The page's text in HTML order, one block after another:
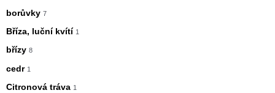
borůvky 7
Bříza, luční kvítí 1
břízy 8
cedr 1
Citronová tráva 1